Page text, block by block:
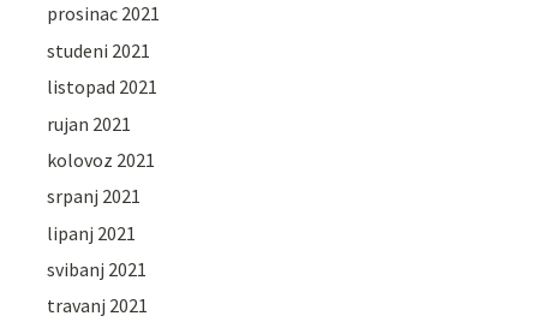
prosinac 2021
studeni 2021
listopad 2021
rujan 2021
kolovoz 2021
srpanj 2021
lipanj 2021
svibanj 2021
travanj 2021